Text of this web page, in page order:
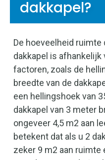
dakkapel?
De hoeveelheid
dakkapel is afhankelijk
factoren, zoals de
breedte van de
een hellingshoek van
dakkapel van 3 meter
ongeveer 4,5 m2 aan
betekent dat als u 2
zeker 9 m2 aan ruimte